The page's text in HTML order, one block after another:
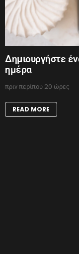
Δημιουργήστε
ημέρα
πριν περίπου 20 ώρες
READ MORE